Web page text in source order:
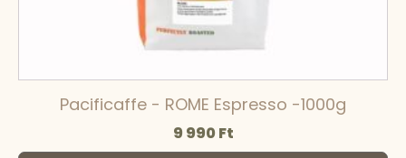
Pacificaffe - ROME Espresso -1000g
9 990Ft